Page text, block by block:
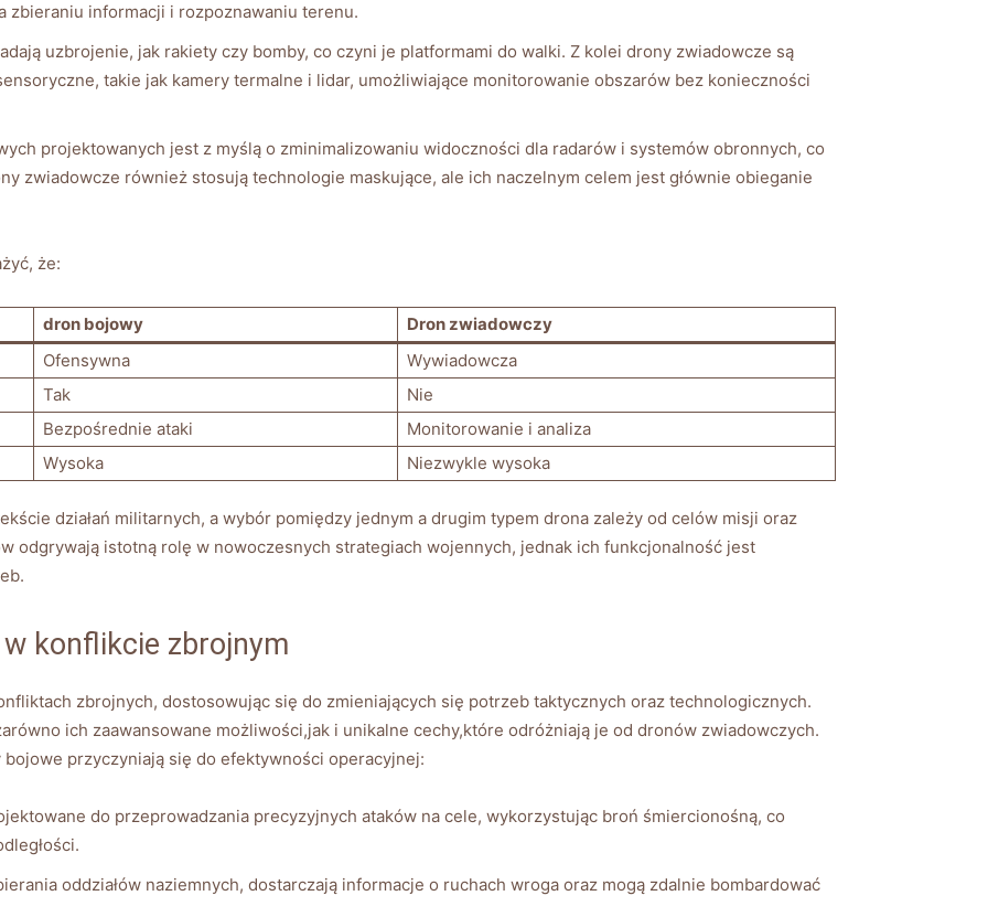
zbieraniu informacji i rozpoznawaniu terenu.
uzbrojenie,‌ jak rakiety czy bomby, co czyni je platformami do walki. Z⁢ kolei drony zwiadowcze są
takie jak kamery termalne ‍i lidar, umożliwiające monitorowanie obszarów bez konieczności
projektowanych​ jest z myślą o zminimalizowaniu widoczności dla radarów i systemów obronnych, ‌co
‍zwiadowcze również stosują‌ technologie maskujące, ale ich⁣ naczelnym celem jest ‍głównie obieganie
że:
dron bojowy
Dron zwiadowczy
Ofensywna
Wywiadowcza
Tak
Nie
Bezpośrednie ⁤ataki
Monitorowanie ‌i analiza
Wysoka Niezwykle wysoka
działań militarnych, a wybór ⁢pomiędzy jednym a drugim typem drona zależy od celów misji oraz
odgrywają istotną rolę w⁤ nowoczesnych strategiach wojennych, jednak ich funkcjonalność jest
konflikcie zbrojnym
zbrojnych, dostosowując się do zmieniających się potrzeb taktycznych oraz technologicznych.
ich​ zaawansowane możliwości,jak i unikalne cechy,które odróżniają je od dronów zwiadowczych.
przyczyniają się do efektywności operacyjnej:
do przeprowadzania precyzyjnych​ ataków na cele, wykorzystując broń‌ śmiercionośną, co
oddziałów naziemnych, dostarczają informacje o ruchach wroga oraz mogą zdalnie bombardować